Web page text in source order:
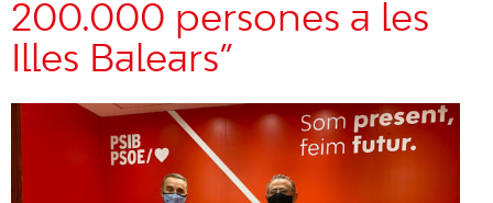
200.000 persones a les
Illes Balears”